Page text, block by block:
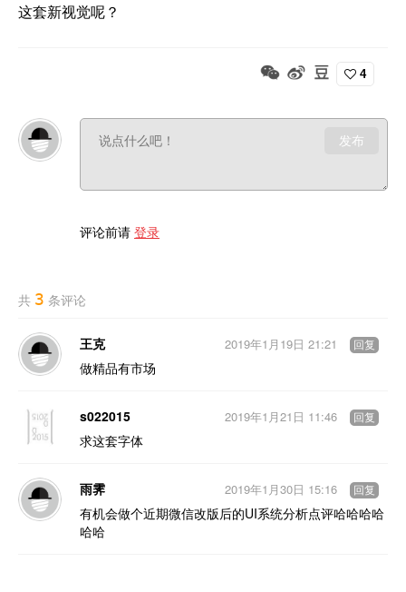
这套新视觉呢？
4
发布
评论前请 登录
共 3 条评论
王克
做精品有市场
2019年1月19日 21:21 回复
s022015
求这套字体
2019年1月21日 11:46 回复
雨霁
有机会做个近期微信改版后的UI系统分析点评哈哈哈哈
哈哈
2019年1月30日 15:16 回复